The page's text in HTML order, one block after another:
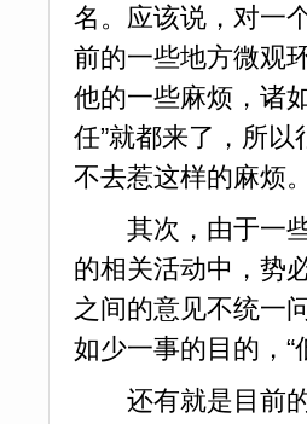
名。应该说，对一
前的一些地方微观
他的一些麻烦，诸
任”就都来了，所
不去惹这样的麻烦
其次，由于一些
的相关活动中，势
之间的意见不统一
如少一事的目的，“
还有就是目前的